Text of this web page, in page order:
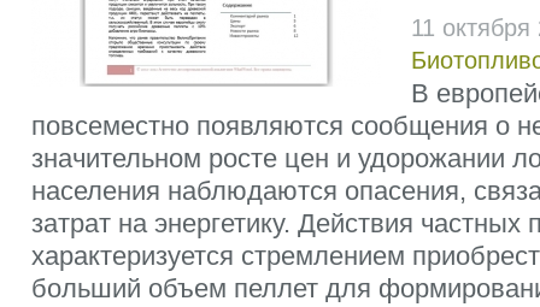
11
В
повсеместно появляются сообщения о
значительном росте цен и удорожании
населения наблюдаются опасения,
затрат на энергетику. Действия частных
характеризуется стремлением
больший объем пеллет для